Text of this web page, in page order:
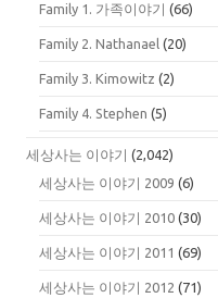
Family 1. 가족이야기 (66)
Family 2. Nathanael (20)
Family 3. Kimowitz (2)
Family 4. Stephen (5)
세상사는 이야기 (2,042)
세상사는 이야기 2009 (6)
세상사는 이야기 2010 (30)
세상사는 이야기 2011 (69)
세상사는 이야기 2012 (71)